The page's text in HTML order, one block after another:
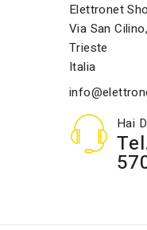
Elettronet
Via San
Trieste
Italia
Hai